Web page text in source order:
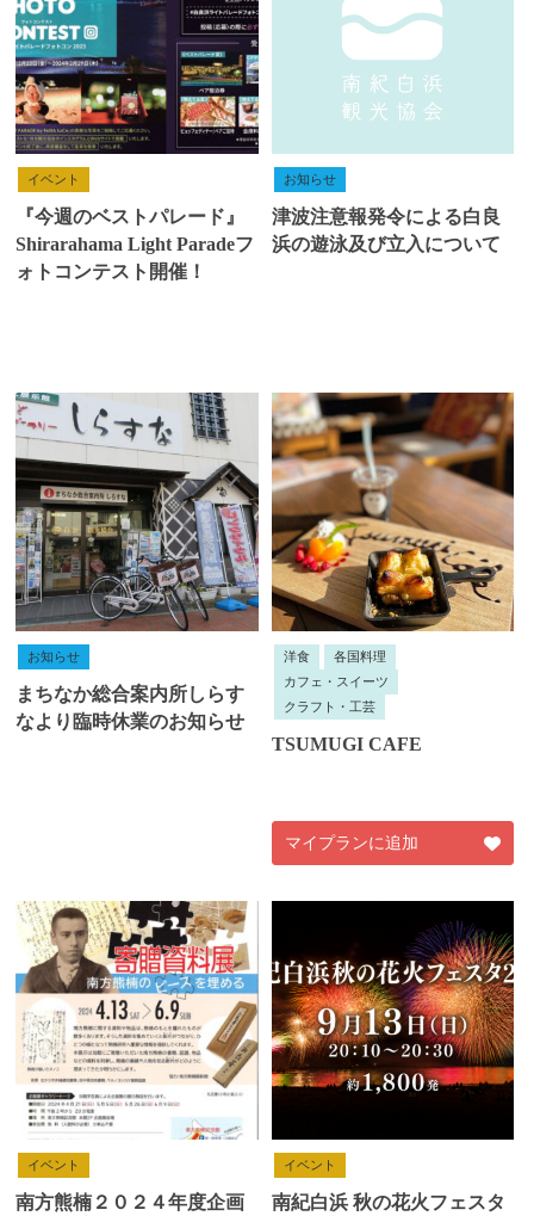
イベント
『今週のベストパレード』
Shirarahama Light Paradeフ
ォトコンテスト開催！
お知らせ
津波注意報発令による白良
浜の遊泳及び立入について
お知らせ
まちなか総合案内所しらす
なより臨時休業のお知らせ
洋食
各国料理
カフェ・スイーツ
クラフト・工芸
TSUMUGI CAFE
マイプランに追加
イベント
南方熊楠２０２４年度企画
イベント
南紀白浜 秋の花火フェスタ